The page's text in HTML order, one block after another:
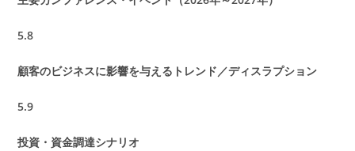
5.8
顧客のビジネスに影響を与えるトレンド／ディスラプション
5.9
投資・資金調達シナリオ